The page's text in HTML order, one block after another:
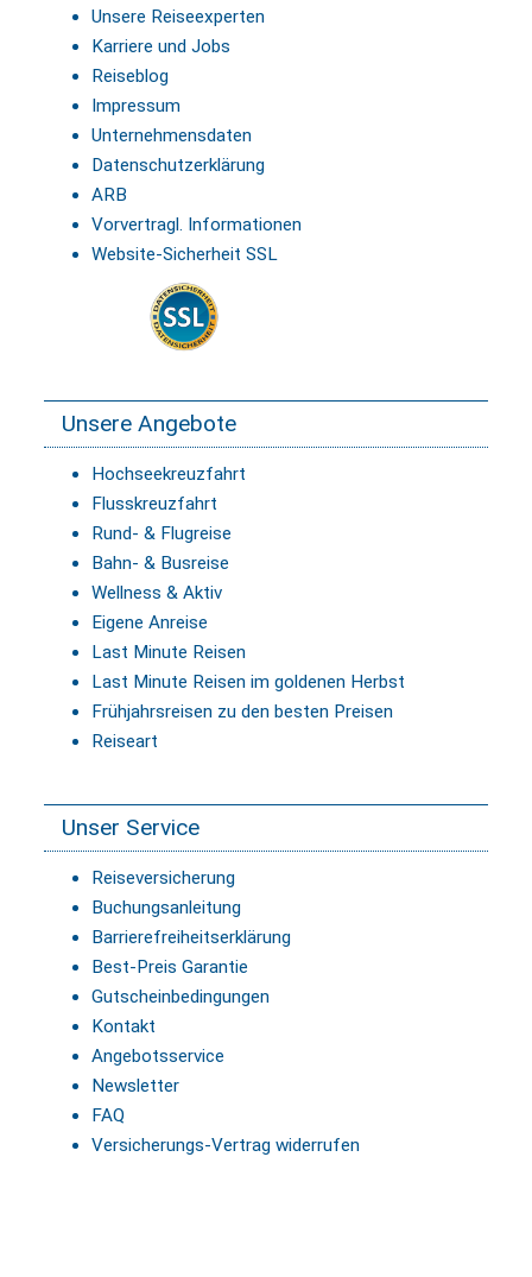
Unsere Reiseexperten
Karriere und Jobs
Reiseblog
Impressum
Unternehmensdaten
Datenschutzerklärung
ARB
Vorvertragl. Informationen
Website-Sicherheit SSL
Unsere Angebote
Hochseekreuzfahrt
Flusskreuzfahrt
Rund- & Flugreise
Bahn- & Busreise
Wellness & Aktiv
Eigene Anreise
Last Minute Reisen
Last Minute Reisen im goldenen Herbst
Frühjahrsreisen zu den besten Preisen
Reiseart
Unser Service
Reiseversicherung
Buchungsanleitung
Barrierefreiheitserklärung
Best-Preis Garantie
Gutscheinbedingungen
Kontakt
Angebotsservice
Newsletter
FAQ
Versicherungs-Vertrag widerrufen